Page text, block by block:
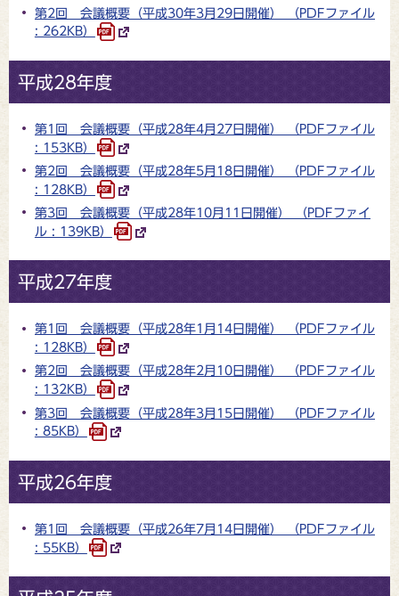
第2回 会議概要（平成30年3月29日開催） （PDFファイル
: 262KB）
平成28年度
第1回 会議概要（平成28年4月27日開催） （PDFファイル
: 153KB）
第2回 会議概要（平成28年5月18日開催） （PDFファイル
: 128KB）
第3回 会議概要（平成28年10月11日開催） （PDFファイ
ル : 139KB）
平成27年度
第1回 会議概要（平成28年1月14日開催） （PDFファイル
: 128KB）
第2回 会議概要（平成28年2月10日開催） （PDFファイル
: 132KB）
第3回 会議概要（平成28年3月15日開催） （PDFファイル
: 85KB）
平成26年度
第1回 会議概要（平成26年7月14日開催） （PDFファイル
: 55KB）